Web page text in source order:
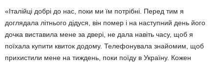
«Італійці добрі до нас, поки ми їм потрібні. Перед тим я
доглядала літнього дідуся, він помер і на наступний день його
дочка виста­вила мене за двері, не дала навіть часу, щоб я
поїхала купити квиток додому. Теле­фонувала знайомим, щоб
прихистили мене на тиждень, поки поїду в Україну. Кожен